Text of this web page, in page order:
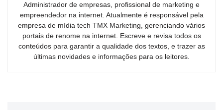
Administrador de empresas, profissional de marketing e
empreendedor na internet. Atualmente é responsável pela
empresa de mídia tech TMX Marketing, gerenciando vários
portais de renome na internet. Escreve e revisa todos os
conteúdos para garantir a qualidade dos textos, e trazer as
últimas novidades e informações para os leitores.